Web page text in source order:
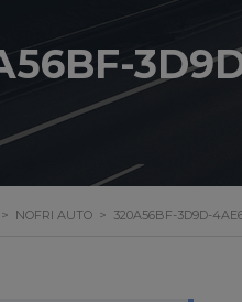
> NOFRI AUTO > 320A56BF-3D9D-